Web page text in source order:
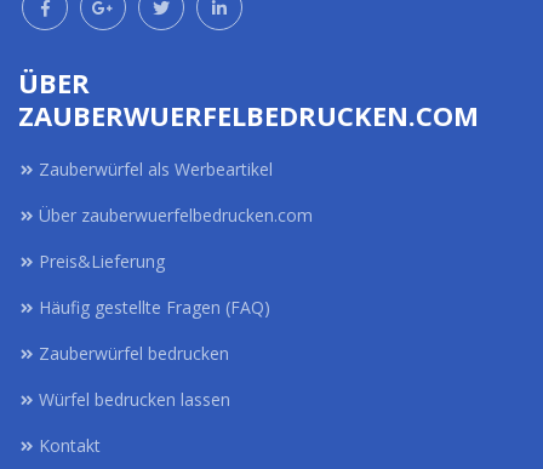
ÜBER
ZAUBERWUERFELBEDRUCKEN.COM
Zauberwürfel als Werbeartikel
Über zauberwuerfelbedrucken.com
Preis&Lieferung
Häufig gestellte Fragen (FAQ)
Zauberwürfel bedrucken
Würfel bedrucken lassen
Kontakt